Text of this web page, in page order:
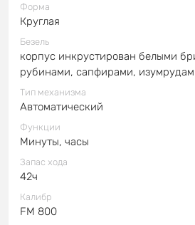
Форма
Круглая
Безель
корпус инкрустирован белыми
рубинами, сапфирами,
Тип механизма
Автоматический
Функции
Минуты, часы
Запас хода
42ч
Калибр
FM 800